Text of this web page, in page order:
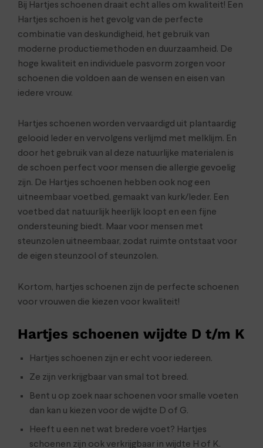
Bij Hartjes schoenen draait echt alles om kwaliteit! Een
Hartjes schoen is het gevolg van de perfecte
combinatie van deskundigheid, het gebruik van
moderne productiemethoden en duurzaamheid. De
hoge kwaliteit en individuele pasvorm zorgen voor
schoenen die voldoen aan de wensen en eisen van
iedere vrouw.
Hartjes schoenen worden vervaardigd uit plantaardig
gelooid leder en vervolgens verlijmd met melklijm. En
door het gebruik van al deze natuurlijke materialen is
de schoen perfect voor mensen die allergie gevoelig
zijn. De Hartjes schoenen hebben ook nog een
uitneembaar voetbed, gemaakt van kurk/leder. Een
voetbed dat natuurlijk heerlijk loopt en een fijne
ondersteuning biedt. Maar voor mensen met
steunzolen uitneembaar, zodat ruimte ontstaat voor
de eigen steunzool of steunzolen.
Kortom, hartjes schoenen zijn de perfecte schoenen
voor vrouwen die kiezen voor kwaliteit!
Hartjes schoenen wijdte D t/m K
Hartjes schoenen zijn er echt voor iedereen.
Ze zijn verkrijgbaar van smal tot breed.
Bent u op zoek naar schoenen voor smalle voeten
dan kan u kiezen voor de wijdte D of G.
Heeft u een net wat bredere voet? Hartjes
schoenen zijn ook verkrijgbaar in wijdte H of K.